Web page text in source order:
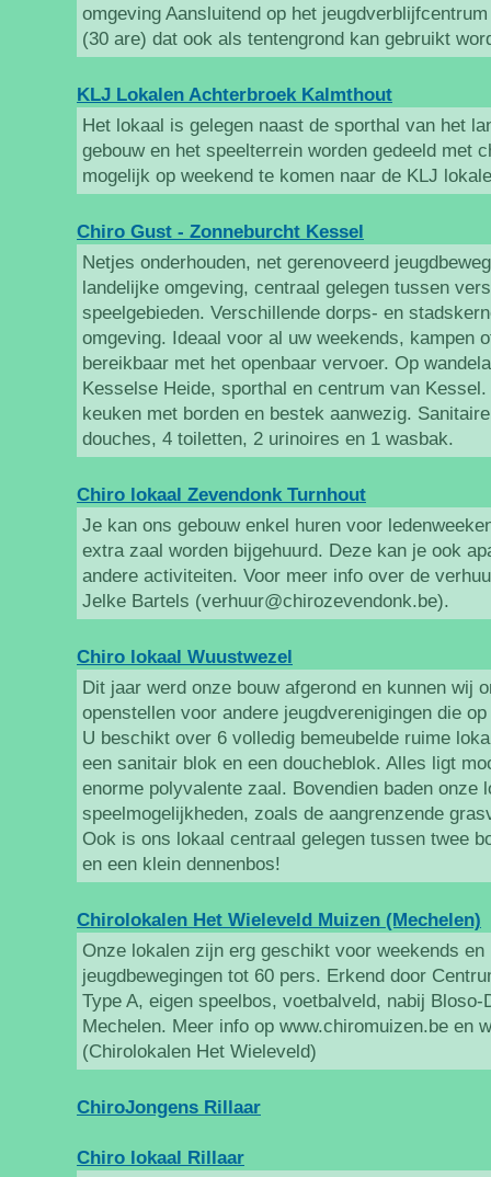
omgeving Aansluitend op het
(30 are) dat ook als tentengrond kan gebruikt
KLJ Lokalen Achterbroek Kalmthout
Het lokaal is gelegen naast de sporthal van het
gebouw en het speelterrein worden gedeeld met
mogelijk op weekend te komen naar de KLJ
Chiro Gust - Zonneburcht Kessel
Netjes onderhouden, net gerenoveerd
landelijke omgeving, centraal gelegen tussen
speelgebieden. Verschillende dorps- en
omgeving. Ideaal voor al uw weekends, kampen
bereikbaar met het openbaar vervoer. Op
Kesselse Heide, sporthal en centrum van
keuken met borden en bestek aanwezig.
douches, 4 toiletten, 2 urinoires en 1 wasbak.
Chiro lokaal Zevendonk Turnhout
Je kan ons gebouw enkel huren voor
extra zaal worden bijgehuurd. Deze kan je ook
andere activiteiten. Voor meer info over de
Jelke Bartels (verhuur@chirozevendonk.be).
Chiro lokaal Wuustwezel
Dit jaar werd onze bouw afgerond en kunnen wij
openstellen voor andere jeugdverenigingen die
U beschikt over 6 volledig bemeubelde ruime
een sanitair blok en een doucheblok. Alles ligt
enorme polyvalente zaal. Bovendien baden onze
speelmogelijkheden, zoals de aangrenzende
Ook is ons lokaal centraal gelegen tussen twee
en een klein dennenbos!
Chirolokalen Het Wieleveld Muizen (Mechelen)
Onze lokalen zijn erg geschikt voor weekends en
jeugdbewegingen tot 60 pers. Erkend door
Type A, eigen speelbos, voetbalveld, nabij Bloso-
Mechelen. Meer info op www.chiromuizen.be en
(Chirolokalen Het Wieleveld)
ChiroJongens Rillaar
Chiro lokaal Rillaar